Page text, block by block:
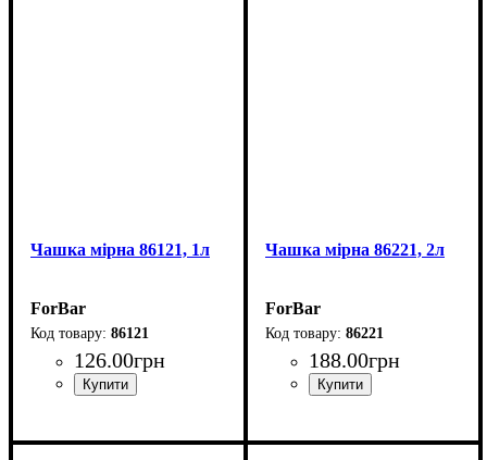
Чашка мірна 86121, 1л
ForBar
86121
126.00грн
Чашка мірна 86221, 2л
ForBar
86221
188.00грн